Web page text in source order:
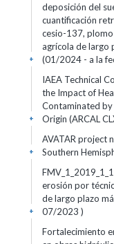
deposición del
cuantificación
cesio-137,
agrícola de largo
(01/2024 - a la
+
IAEA Technical
the Impact of
Contaminated
Origin (ARCAL
+
AVATAR project
Southern
+
erosión por
de largo plazo
07/2023 )
+
Fortalecimiento